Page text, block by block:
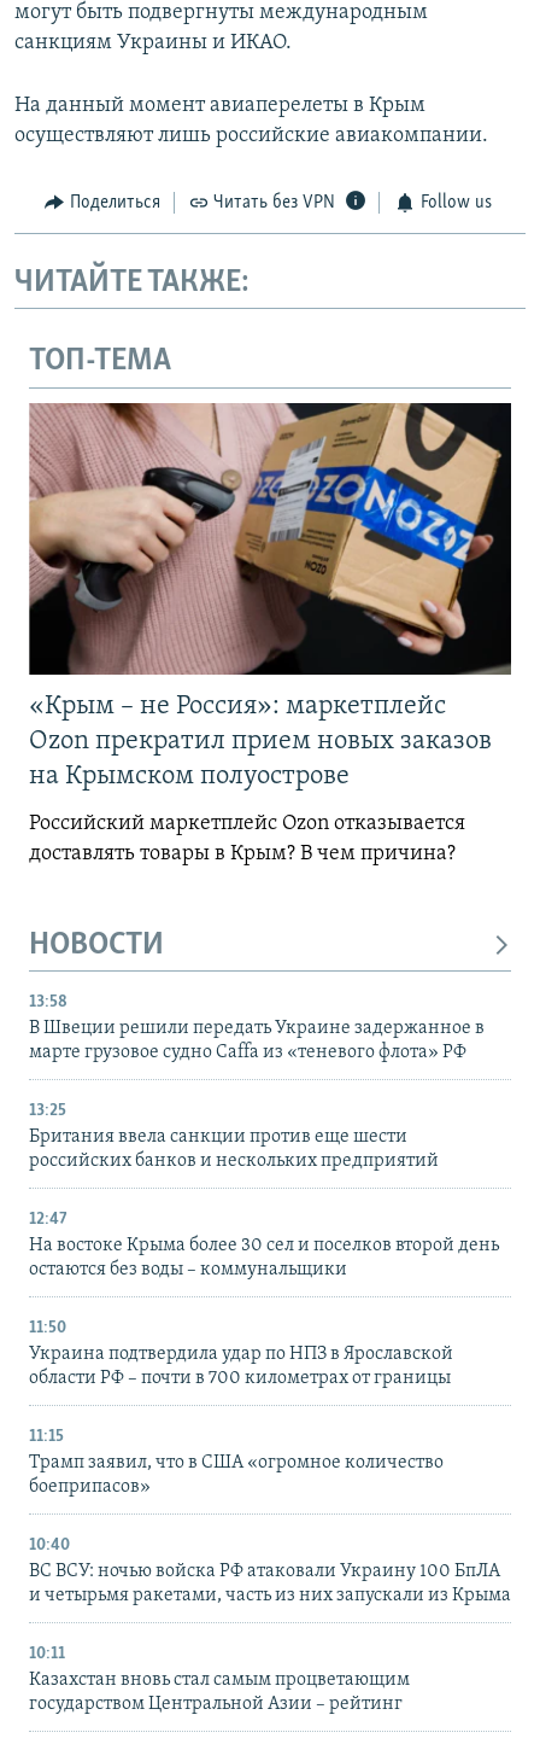
могут быть подвергнуты международным
санкциям Украины и ИКАО.
На данный момент авиаперелеты в Крым
осуществляют лишь российские авиакомпании.
Поделиться Читать без VPN Follow us
ЧИТАЙТЕ ТАКЖЕ:
ТОП-ТЕМА
«Крым – не Россия»: маркетплейс
Ozon прекратил прием новых заказов
на Крымском полуострове
Российский маркетплейс Ozon отказывается
доставлять товары в Крым? В чем причина?
НОВОСТИ
13:58
В Швеции решили передать Украине задержанное в
марте грузовое судно Caffa из «теневого флота» РФ
13:25
Британия ввела санкции против еще шести
российских банков и нескольких предприятий
12:47
На востоке Крыма более 30 сел и поселков второй день
остаются без воды – коммунальщики
11:50
Украина подтвердила удар по НПЗ в Ярославской
области РФ – почти в 700 километрах от границы
11:15
Трамп заявил, что в США «огромное количество
боеприпасов»
10:40
ВС ВСУ: ночью войска РФ атаковали Украину 100 БпЛА
и четырьмя ракетами, часть из них запускали из Крыма
10:11
Казахстан вновь стал самым процветающим
государством Центральной Азии – рейтинг